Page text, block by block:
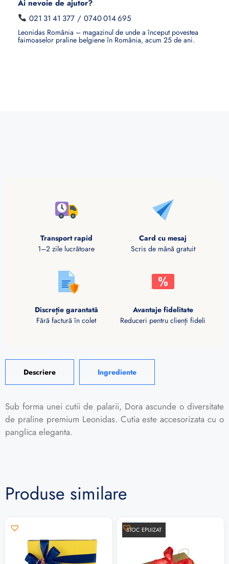
Ai nevoie de ajutor?
021 31 41 377 /0740 014 695
Leonidas România – magazinul de unde a început povestea
faimoaselor praline belgiene în România, acum 25 de ani.
Transport rapid
1–2 zile lucrătoare
Card cu mesaj
Scris de mână gratuit
Discreție garantată
Fără factură în colet
Avantaje fidelitate
Reduceri pentru clienți fideli
Descriere Ingrediente
Sub forma unei cutii de palarii, Dora ascunde o diversitate
de praline premium Leonidas. Cutia este accesorizata cu o
panglica eleganta.
Produse similare
STOC EPUIZAT